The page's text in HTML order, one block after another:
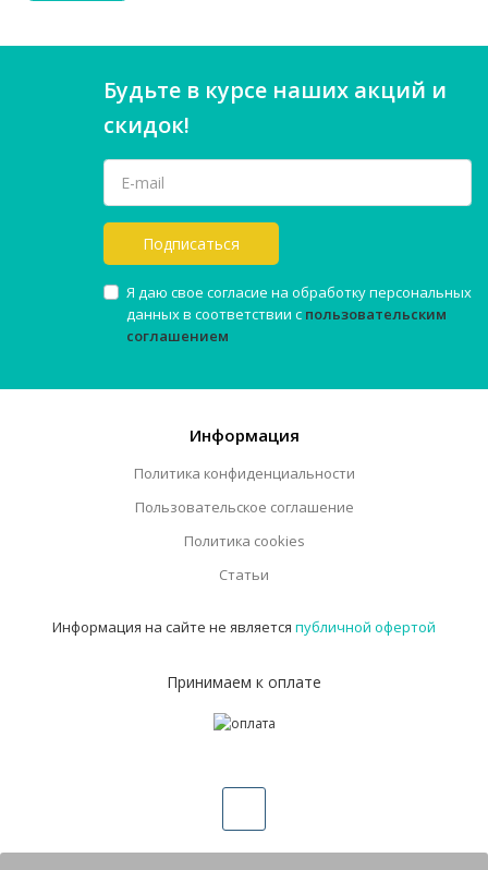
Будьте в курсе наших акций и
скидок!
Подписаться
Я даю свое согласие на обработку персональных
данных в соответствии с пользовательским
соглашением
Информация
Политика конфиденциальности
Пользовательское соглашение
Политика cookies
Статьи
Информация на сайте не является публичной офертой
Принимаем к оплате